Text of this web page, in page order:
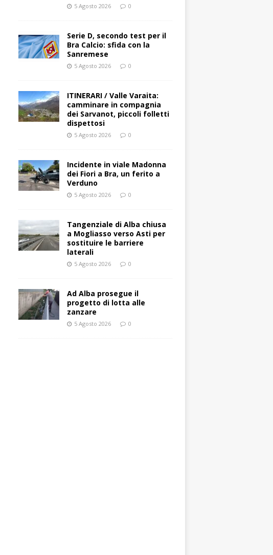
5 Agosto 2026 0
Serie D, secondo test per il
Bra Calcio: sfida con la
Sanremese
5 Agosto 2026 0
ITINERARI / Valle Varaita:
camminare in compagnia
dei Sarvanot, piccoli folletti
dispettosi
5 Agosto 2026 0
Incidente in viale Madonna
dei Fiori a Bra, un ferito a
Verduno
5 Agosto 2026 0
Tangenziale di Alba chiusa
a Mogliasso verso Asti per
sostituire le barriere
laterali
5 Agosto 2026 0
Ad Alba prosegue il
progetto di lotta alle
zanzare
5 Agosto 2026 0